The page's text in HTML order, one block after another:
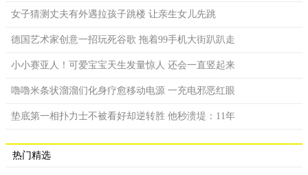
女子猜测丈夫有外遇拉孩子跳楼 让亲生女儿先跳
德国艺术家创意一招玩死谷歌 拖着99手机大街趴趴走
小小赛亚人！可爱宝宝天生发量惊人 还会一直竖起来
嚕嚕米条状溜溜们化身疗愈移动电源 一充电邪恶红眼
垫底第一相扑力士不被看好却逆转胜 他秒溃堤：11年
热门精选